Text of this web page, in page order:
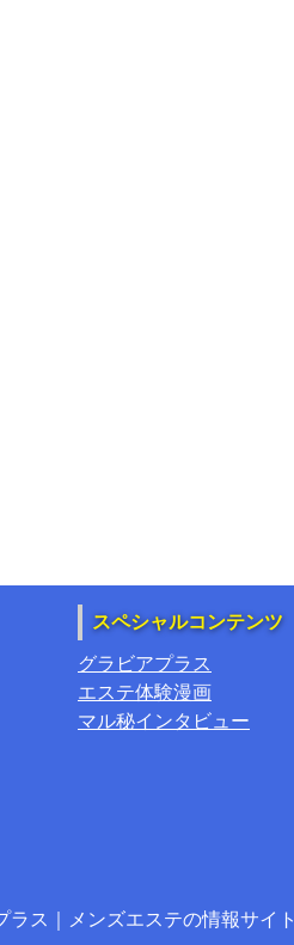
スペシャルコンテンツ
グラビアプラス
エステ体験漫画
マル秘インタビュー
ラス｜メンズエステの情報サイト